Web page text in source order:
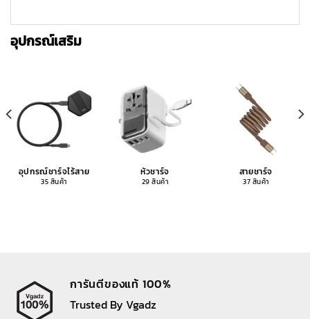
อุปกรณ์เสริม
อุปกรณ์ชาร์จไร้สาย
35 สินค้า
หัวชาร์จ
29 สินค้า
สายชาร์จ
37 สินค้า
การันตีของแท้ 100%
Trusted By Vgadz